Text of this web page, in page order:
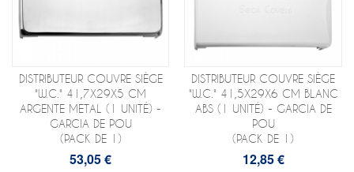
DISTRIBUTEUR COUVRE SIÈGE
"W.C." 41,7X29X5 CM
ARGENTE METAL (1 UNITÉ) -
GARCIA DE POU
(PACK DE 1)
53,05 €
DISTRIBUTEUR COUVRE SIÈGE
"W.C." 41,5X29X6 CM BLANC
ABS (1 UNITÉ) - GARCIA DE
POU
(PACK DE 1)
12,85 €